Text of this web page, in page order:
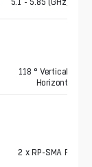
5.1 - 5.85 (GHz) 16
118 ° Vertical, 137 °
Horizontal
2 x RP-SMA Female